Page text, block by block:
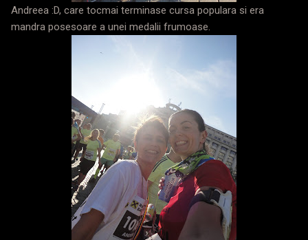
Andreea :D, care tocmai terminase cursa populara si era
mandra posesoare a unei medalii frumoase.